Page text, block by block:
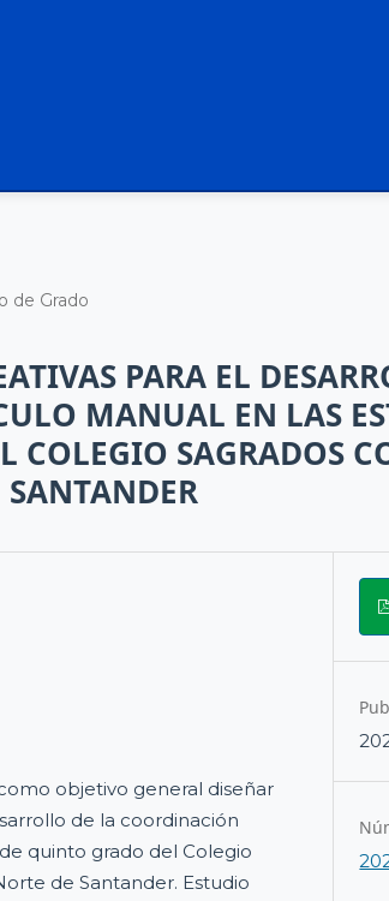
de Grado
PARA EL
MANUAL EN LAS
COLEGIO SAGRADOS
objetivo general diseñar
de la coordinación
quinto grado del Colegio
de Santander. Estudio